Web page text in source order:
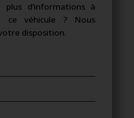
d’informations à
ce véhicule ? Nous
disposition.